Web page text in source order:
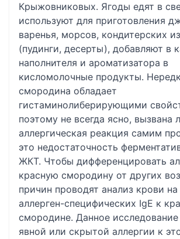
Крыжовниковых. Ягоды едят в
используют для приготовления
варенья, морсов, кондитерских
(пудинги, десерты), добавляют в
наполнителя и ароматизатора в
кисломолочные продукты.
смородина обладает
гистаминолиберирующими
поэтому не всегда ясно, вызвана
аллергическая реакция самим
это недостаточность
ЖКТ. Чтобы дифференцировать
красную смородину от других
причин проводят анализ крови
аллерген-специфических IgE к
смородине. Данное исследование
явной или скрытой аллергии к